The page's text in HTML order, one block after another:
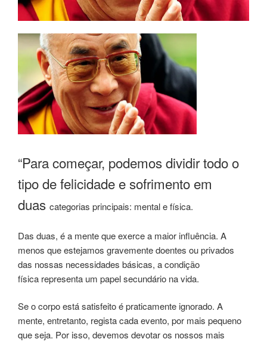
“Para começar, podemos dividir todo o
tipo de felicidade e sofrimento em
duas categorias principais: mental e física.
Das duas, é a mente que exerce a maior influência. A
menos que estejamos gravemente doentes ou privados
das nossas necessidades básicas, a condição
física representa um papel secundário na vida.
Se o corpo está satisfeito é praticamente ignorado. A
mente, entretanto, regista cada evento, por mais pequeno
que seja. Por isso, devemos devotar os nossos mais